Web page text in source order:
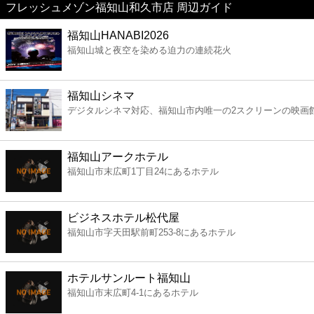
美容
コンビニ
薬局
スーパー
エンタメ
レジャー
書店
ファミレス
フレッシュメゾン福知山和久市店 周辺ガイド
福知山HANABI2026
福知山城と夜空を染める迫力の連続花火
福知山シネマ
デジタルシネマ対応、福知山市内唯一の2スクリーンの映画
福知山アークホテル
福知山市末広町1丁目24にあるホテル
ビジネスホテル松代屋
福知山市字天田駅前町253-8にあるホテル
ホテルサンルート福知山
福知山市末広町4-1にあるホテル